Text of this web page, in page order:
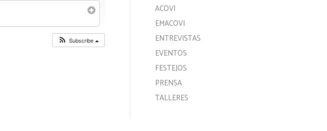
Subscribe
ACOVI
EMACOVI
ENTREVISTAS
EVENTOS
FESTEJOS
PRENSA
TALLERES